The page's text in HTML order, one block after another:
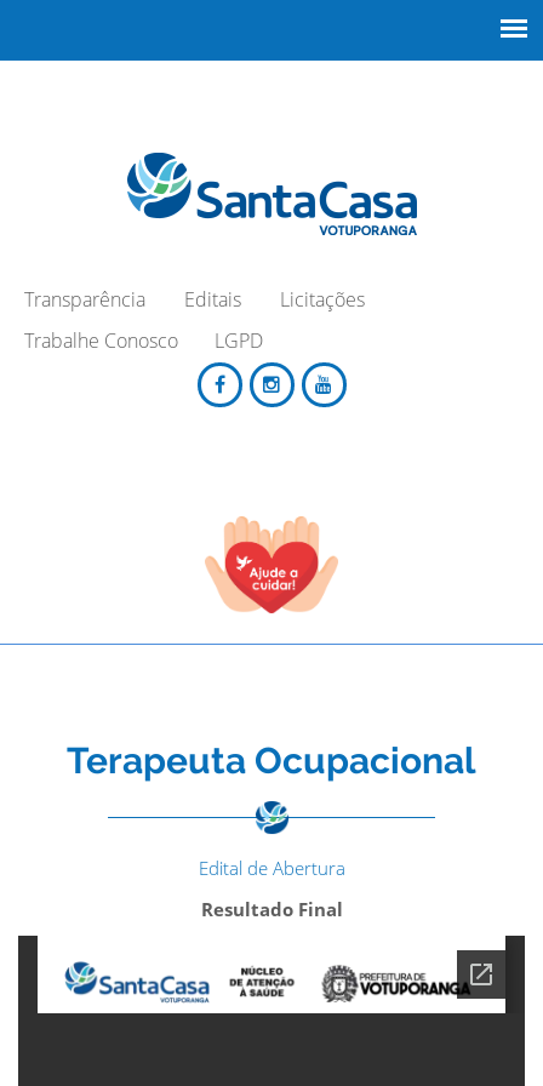
Transparência Editais
Licitações
Trabalhe Conosco
LGPD
Terapeuta Ocupacional
Edital de Abertura
Resultado Final